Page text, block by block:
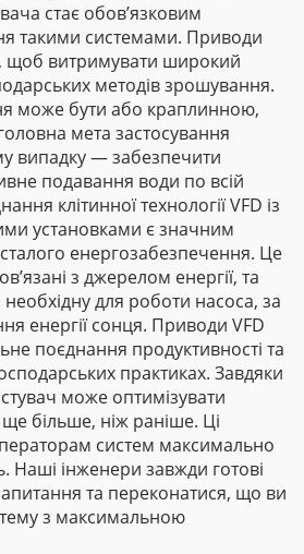
стає обов’язковим
такими системами. Приводи
щоб витримувати широкий
методів зрошування.
може бути або краплинною,
мета застосування
випадку — забезпечити
подавання води по всій
клітинної технології VFD із
установками є значним
енергозабезпечення. Це
з джерелом енергії, та
для роботи насоса, за
енергії сонця. Приводи VFD
поєднання продуктивності та
практиках. Завдяки
може оптимізувати
більше, ніж раніше. Ці
систем максимально
інженери завжди готові
та переконатися, що ви
з максимальною